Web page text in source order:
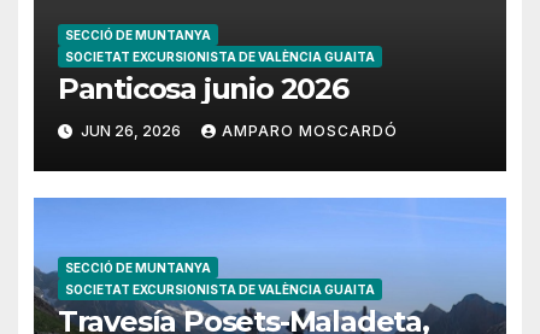
SECCIÓ DE MUNTANYA
SOCIETAT EXCURSIONISTA DE VALÈNCIA GUAITA
Panticosa junio 2026
JUN 26, 2026 AMPARO MOSCARDÓ
SECCIÓ DE MUNTANYA
SOCIETAT EXCURSIONISTA DE VALÈNCIA GUAITA
Travesía Posets-Maladeta,